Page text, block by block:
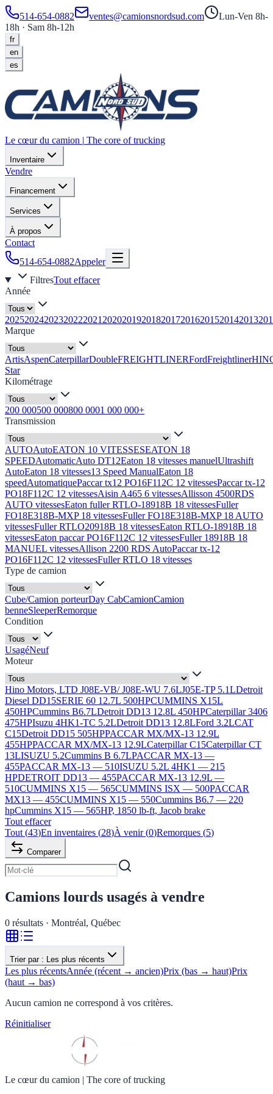
514-654-0882 ventes@camionsnordsud.com
Lun-Ven 8h-
18h · Sam 8h-12h
fr
en
es
Le cœur du camion | The core of trucking
Inventaire
Vendre
Financement
Services
À propos
Contact
514-654-0882Appeler
FiltresTout effacer
Année
20252024202320222021 20202019201820172016201520142013
Marque
ArtisAspenCaterpillarDoubleFREIGHTLINERFordFreightliner
Star
Kilométrage
200 000500 000800 0001 000 000+
Transmission
AUTOAutoEATON 10 VITESSESEATON 18
SPEEDAutomaticAuto DT12Eaton 18 vitesses manuelUltrashift
AutoEaton 18 vitesses13 Speed ManualEaton 18
speedAutomatiquePaccar tx12 PO16F112C 12 vitessesPaccar tx-12
PO18F112C 12 vitessesAisin A465 6 vitessesAllisson 4500RDS
AUTO vitessesEaton fuller RTLO-18918B 18 vitessesFuller
FO18E318B-MXP 18 vitessesFuller FO18E318B-MXP 18 AUTO
vitessesFuller RTLO20918B 18 vitessesEaton RTLO-18918B 18
vitessesEaton paccar PO16F112C 12 vitessesFuller 18918B 18
MANUEL vitessesAllison 2200 RDS AutoPaccar tx-12
PO16F112C 12 vitessesFuller RTLO 18 vitesses
Type de camion
Cube/Camion porteurDay CabCamionCamion
benneSleeperRemorque
Condition
UsagéNeuf
Moteur
Hino Motors, LTD J08E-VB/ J08E-WU 7.6LJ05E-TP 5.1LDetroit
Diesel DD15SERIE 60 12.7L 500HPCUMMINS X15L
450HPCummins B6.7LDetroit DD13 12.8L 450HPCaterpillar 3406
475HPIsuzu 4HK1-TC 5.2LDetroit DD13 12.8LFord 3.2LCAT
C15Detroit DD15 505HPPACCAR MX/MX-13 12.9L
455HPPACCAR MX/MX-13 12.9LCaterpillar C15Caterpillar CT
13LISUZU 5.2Cummins B 6.7LPACCAR MX-13 —
455PACCAR MX-13 — 510ISUZU 5.2L 4HK1 — 215
HPDETROIT DD13 — 455PACCAR MX-13 12.9L —
510CUMMINS X15 — 565CUMMINS ISX — 500PACCAR
MX13 — 455CUMMINS X15 — 550Cummins B6.7 — 220
hpCummins X15 — 565HP, 1850 lb-ft, Jacob brake
Tout effacer
Tout (43)En inventaires (28)À venir (0)Remorques (5)
Comparer
Camions lourds usagés à vendre
0 résultats · Montréal, Québec
Trier par : Les plus récents
Les plus récentsAnnée (récent → ancien)Prix (bas → haut)Prix
(haut → bas)
Aucun camion ne correspond à vos critères.
Réinitialiser
Le cœur du camion | The core of trucking